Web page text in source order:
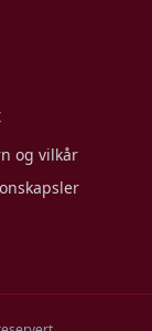
og vilkår